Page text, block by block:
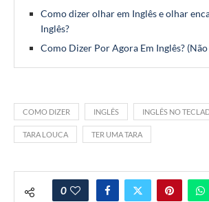
Como dizer olhar em Inglês e olhar
Inglês?
Como Dizer Por Agora Em Inglês?
COMO DIZER INGLÊS INGLÊS NO
TARA LOUCA TER UMA TARA
0